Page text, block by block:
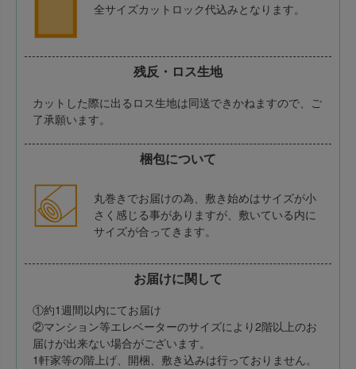
全サイズカットロック代込みとなります。
残反・ロス生地
カットした際に出るロス生地は同送できかねますので、ご
了承願います。
梱包について
丸巻きでお届けの為、敷き始めはサイズが小
さく感じる事がありますが、敷いている内に
サイズが合ってきます。
お届けに関して
①約1週間以内にてお届け
②マンション等エレベーターのサイズにより2階以上のお
届けが出来ない場合がございます。
1軒家等の階上げ、開梱、敷き込みは行っておりません。